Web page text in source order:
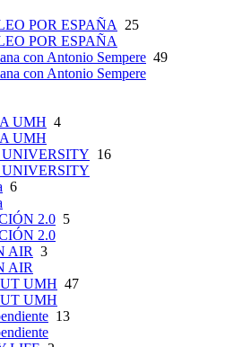
POR ESPAÑA
25
POR ESPAÑA
con Antonio Sempere 49
con Antonio Sempere
UMH 4
UMH
16
6
2.0 5
2.0
AIR 3
AIR
UMH 47
UMH
13